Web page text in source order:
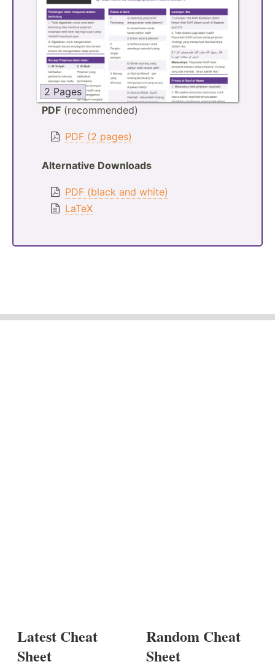
2 Pages
PDF (recommended)
PDF (2 pages)
Alternative Downloads
PDF (black and white)
LaTeX
Latest Cheat
Sheet
Random Cheat
Sheet